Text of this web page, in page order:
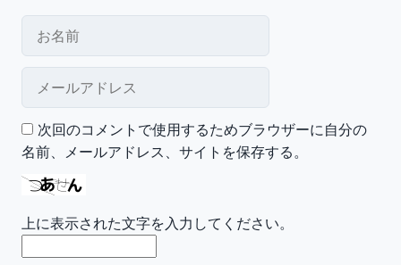
お名前
次回のコメントで使用するためブラウザーに自分の
名前、メールアドレス、サイトを保存する。
上に表示された文字を入力してください。